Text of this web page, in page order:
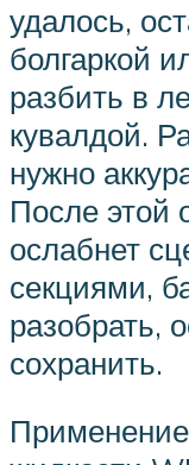
удалось,
болгаркой
разбить в
кувалдой.
нужно
После этой
ослабнет
секциями,
разобрать,
сохранить.